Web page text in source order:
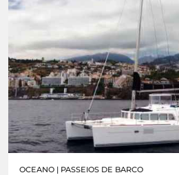
OCEANO | PASSEIOS DE BARCO